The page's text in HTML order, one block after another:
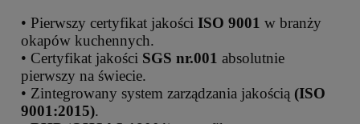
• Pierwszy certyfikat jakości ISO 9001 w branży
okapów kuchennych.
• Certyfikat jakości SGS nr.001 absolutnie
pierwszy na świecie.
• Zintegrowany system zarządzania jakością (ISO
9001:2015).